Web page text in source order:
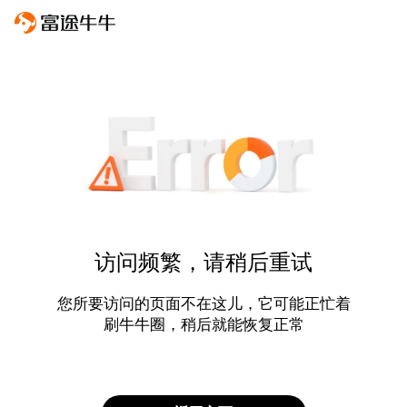
访问频繁，请稍后重试
您所要访问的页面不在这儿，它可能正忙着
刷牛牛圈，稍后就能恢复正常